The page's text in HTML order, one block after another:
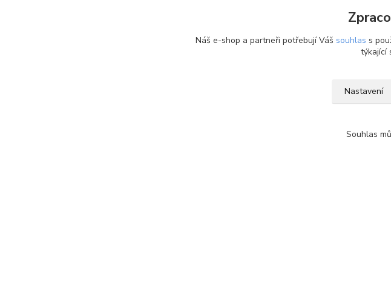
Zboží zařazeno v kategoriích
Dámské ponožky,
podkolenky, nadkolenky
Náš e-shop a partneři potřebují Váš souhlas s
týkající
Nastavení
Souhlas